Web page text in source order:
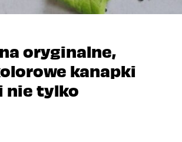
oryginalne,
kanapki
nie tylko